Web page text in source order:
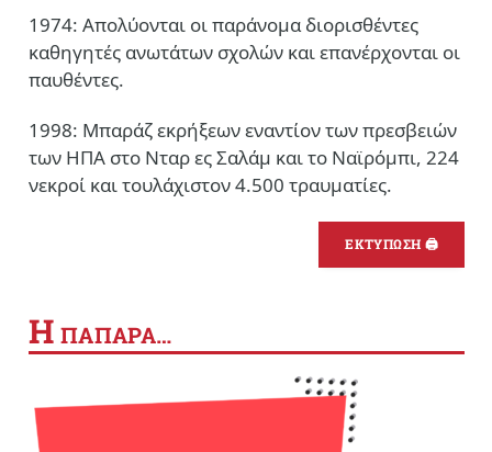
1974: Απολύονται οι παράνομα διορισθέντες
καθηγητές ανωτάτων σχολών και επανέρχονται οι
παυθέντες.
1998: Μπαράζ εκρήξεων εναντίον των πρεσβειών
των ΗΠΑ στο Νταρ ες Σαλάμ και το Ναϊρόμπι, 224
νεκροί και τουλάχιστον 4.500 τραυματίες.
ΕΚΤΥΠΩΣΗ 🖨
Η ΠΑΠΑΡΑ…